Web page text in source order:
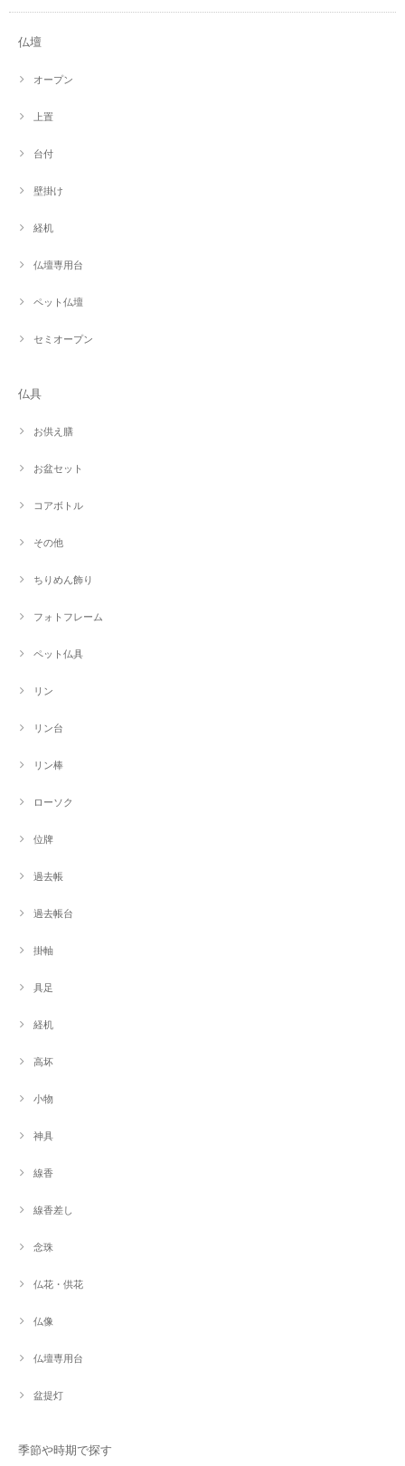
仏壇
オープン
上置
台付
壁掛け
経机
仏壇専用台
ペット仏壇
セミオープン
仏具
お供え膳
お盆セット
コアボトル
その他
ちりめん飾り
フォトフレーム
ペット仏具
リン
リン台
リン棒
ローソク
位牌
過去帳
過去帳台
掛軸
具足
経机
高坏
小物
神具
線香
線香差し
念珠
仏花・供花
仏像
仏壇専用台
盆提灯
季節や時期で探す